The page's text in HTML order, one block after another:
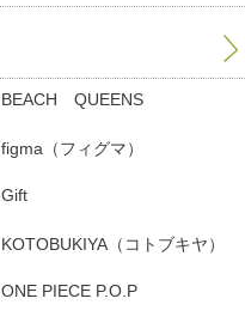
BEACH QUEENS
figma（フィグマ）
Gift
KOTOBUKIYA（コトブキヤ）
ONE PIECE P.O.P